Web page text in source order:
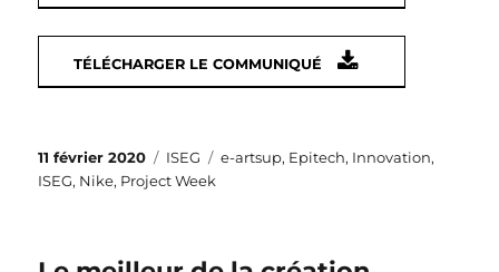
TÉLÉCHARGER LE COMMUNIQUÉ
Publié
le
11 février 2020 Catégories
ISEG Étiquettes
e-artsup, Epitech, Innovation,
ISEG, Nike, Project Week